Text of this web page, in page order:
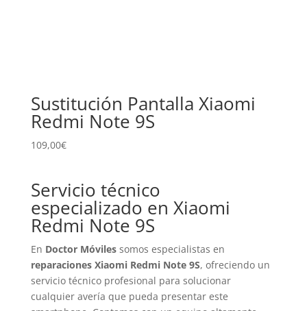
Sustitución Pantalla Xiaomi
Redmi Note 9S
109,00€
Servicio técnico
especializado en Xiaomi
Redmi Note 9S
En Doctor Móvilessomos especialistas en
reparaciones Xiaomi Redmi Note 9S, ofreciendo un
servicio técnico profesional para solucionar
cualquier avería que pueda presentar este